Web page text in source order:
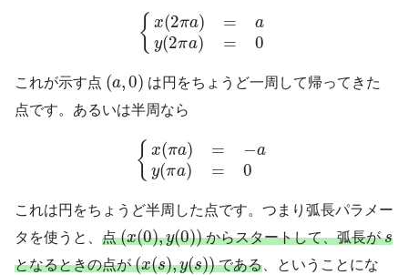
{ x(2πa) =
a
y(2πa) = 0
{x 2π =
これが示す点 (a,0)
( 0) は円をちょうど一周して帰ってきた
点です。あるいは半周なら
{ x(πa) = −a
y(πa) = 0
{x π =
これは円をちょうど半周した点です。つまり弧長パラメー
タを使うと、 点(x(0),y(0))
( (0), 0)) からスタートして、弧長がs
s
となるときの点が(x(s),y(s))
( (s ), s ) である 、ということにな